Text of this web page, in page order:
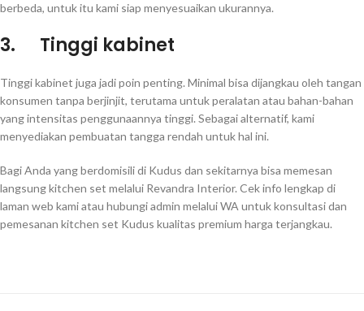
berbeda, untuk itu kami siap menyesuaikan ukurannya.
3. Tinggi kabinet
Tinggi kabinet juga jadi poin penting. Minimal bisa dijangkau oleh tangan
konsumen tanpa berjinjit, terutama untuk peralatan atau bahan-bahan
yang intensitas penggunaannya tinggi. Sebagai alternatif, kami
menyediakan pembuatan tangga rendah untuk hal ini.
Bagi Anda yang berdomisili di Kudus dan sekitarnya bisa memesan
langsung kitchen set melalui Revandra Interior. Cek info lengkap di
laman web kami atau hubungi admin melalui WA untuk konsultasi dan
pemesanan kitchen set Kudus kualitas premium harga terjangkau.